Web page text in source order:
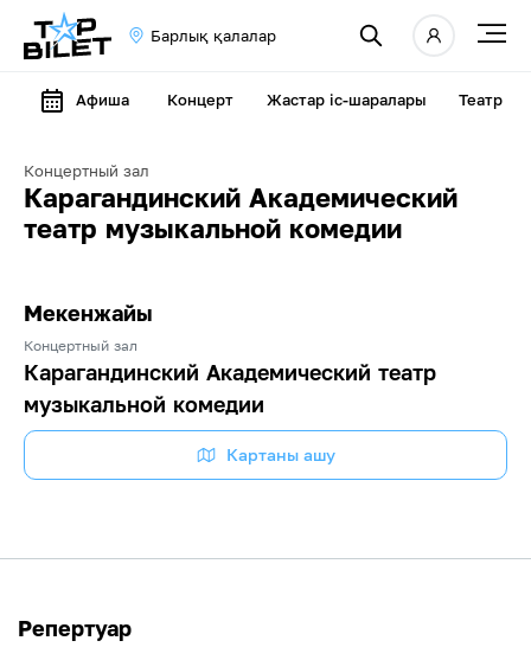
Барлық қалалар
Афиша Концерт Жастар іс-шаралары Театр
Концертный зал
Карагандинский Академический
театр музыкальной комедии
Мекенжайы
Концертный зал
Карагандинский Академический театр
музыкальной комедии
Картаны ашу
Репертуар